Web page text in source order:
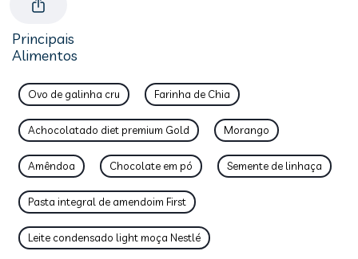
Principais
Alimentos
Ovo de galinha cru Farinha de Chia
Achocolatado diet premium Gold Morango
Amêndoa Chocolate em pó Semente de linhaça
Pasta integral de amendoim First
Leite condensado light moça Nestlé